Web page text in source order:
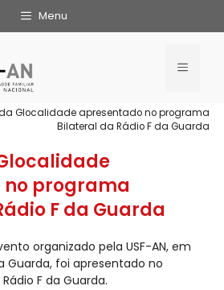
Menu
Glocalidade apresentado no programa
Bilateral da Rádio F da Guarda
programa
F da Guarda
organizado pela USF-AN, em
Guarda, foi apresentado no
F da Guarda.